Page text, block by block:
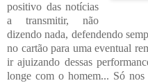
positivo das notícias
a transmitir, não
dizendo nada, defendendo
no cartão para uma eventual
ir ajuizando dessas
longe com o homem... Só